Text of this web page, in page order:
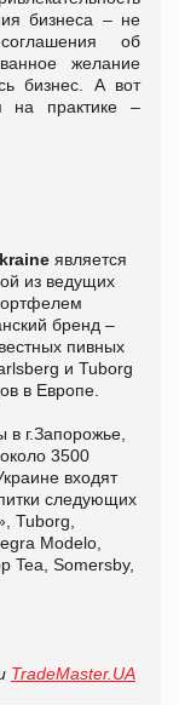
бизнеса – не
об
желание
бизнес. А вот
на практике –
является
из ведущих
бренд –
пивных
и Tuborg
в Европе.
в г.Запорожье,
3500
входят
следующих
Tuborg,
Modelo,
Tea, Somersby,
TradeMaster.UA